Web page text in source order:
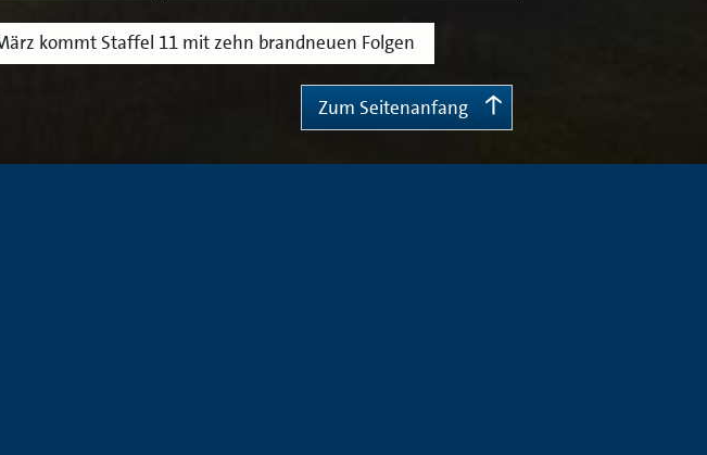
kommt Staffel 11 mit zehn brandneuen Folgen
Zum Seitenanfang